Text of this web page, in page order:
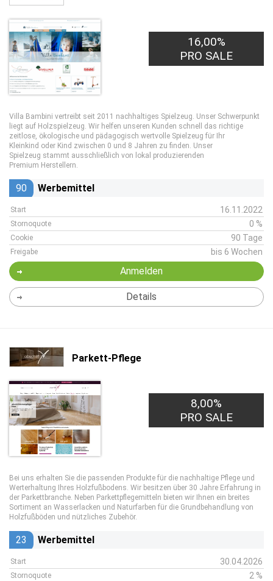
16,00%
PRO SALE
Villa Bambini vertreibt seit 2011 nachhaltiges Spielzeug. Unser Schwerpunkt
liegt auf Holzspielzeug. Wir helfen unseren Kunden schnell das richtige
zeitlose, ökologische und pädagogisch wertvolle Spielzeug für Ihr
Kleinkind oder Kind zwischen 0 und 8 Jahren zu finden. Unser
Spielzeug stammt ausschließlich von lokal produzierenden
Premium Herstellern.
90 Werbemittel
Start 16.11.2022
Stornoquote 0 %
Cookie 90 Tage
Freigabe bis 6 Wochen
Anmelden
Details
Parkett-Pflege
8,00%
PRO SALE
Bei uns erhalten Sie die passenden Produkte für die nachhaltige Pflege und
Werterhaltung Ihres Holzfußbodens. Wir besitzen über 30 Jahre Erfahrung in
der Parkettbranche. Neben Parkettpflegemitteln bieten wir Ihnen ein breites
Sortiment an Wasserlacken und Naturfarben für die Grundbehandlung von
Holzfußböden und nützliches Zubehör.
23 Werbemittel
Start 30.04.2026
Stornoquote 2 %